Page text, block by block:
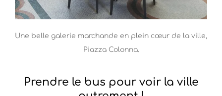
Une belle galerie marchande en plein cœur de la ville,
Piazza Colonna.
Prendre le bus pour voir la ville